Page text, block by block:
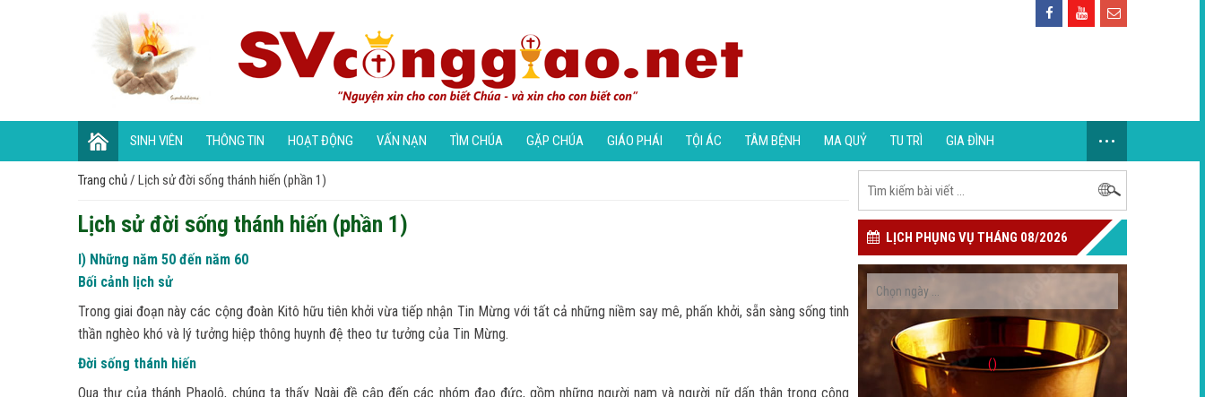
SINH VIÊN THÔNG TIN HOẠT ĐỘNG VẤN NẠN TÌM CHÚA GẶP CHÚA GIÁO PHÁI TỘI ÁC TÂM BỆNH MA QUỶ TU TRÌ GIA ĐÌNH ...
Trang chủ/ Lịch sử đời sống thánh hiến (phần 1)
Lịch sử đời sống thánh hiến (phần 1)
I) Những năm 50 đến năm 60
Bối cảnh lịch sử
Trong giai đoạn này các cộng đoàn Kitô hữu tiên khởi vừa tiếp nhận Tin Mừng với tất cả những niềm say mê, phấn khởi, sẵn sàng sống tinh
thần nghèo khó và lý tưởng hiệp thông huynh đệ theo tư tưởng của Tin Mừng.
Đời sống thánh hiến
Qua thư của thánh Phaolô, chúng ta thấy Ngài đề cập đến các nhóm đạo đức, gồm những người nam và người nữ dấn thân trong công
LỊCH PHỤNG VỤ THÁNG 08/2026
()